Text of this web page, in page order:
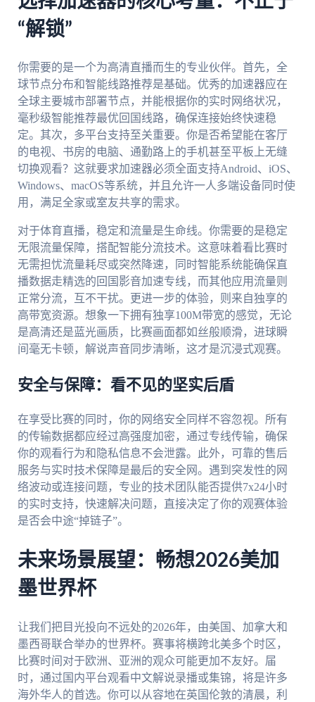
“解锁”
你需要的是一个为高清直播而生的专业伙伴。首先，全
球节点分布和智能线路推荐是基础。优秀的加速器应在
全球主要城市部署节点，并能根据你的实时网络状况，
毫秒级智能推荐最优回国线路，确保连接始终快速稳
定。其次，多平台支持至关重要。你是否希望能在客厅
的电视、书房的电脑、通勤路上的手机甚至平板上无缝
切换观看？这就要求加速器必须全面支持Android、iOS、
Windows、macOS等系统，并且允许一人多端设备同时使
用，满足全家或室友共享的需求。
对于体育直播，稳定和流量是生命线。你需要的是稳定
无限流量保障，搭配智能分流技术。这意味着看比赛时
无需担忧流量耗尽或突然降速，同时智能系统能确保直
播数据走精选的回国影音加速专线，而其他应用流量则
正常分流，互不干扰。更进一步的体验，则来自独享的
高带宽资源。想象一下拥有独享100M带宽的感觉，无论
是高清还是蓝光画质，比赛画面都如丝般顺滑，进球瞬
间毫无卡顿，解说声音同步清晰，这才是沉浸式观赛。
安全与保障：看不见的坚实后盾
在享受比赛的同时，你的网络安全同样不容忽视。所有
的传输数据都应经过高强度加密，通过专线传输，确保
你的观看行为和隐私信息不会泄露。此外，可靠的售后
服务与实时技术保障是最后的安全网。遇到突发性的网
络波动或连接问题，专业的技术团队能否提供7x24小时
的实时支持，快速解决问题，直接决定了你的观赛体验
是否会中途“掉链子”。
未来场景展望：畅想2026美加
墨世界杯
让我们把目光投向不远处的2026年，由美国、加拿大和
墨西哥联合举办的世界杯。赛事将横跨北美多个时区，
比赛时间对于欧洲、亚洲的观众可能更加不友好。届
时，通过国内平台观看中文解说录播或集锦，将是许多
海外华人的首选。你可以从容地在英国伦敦的清晨，利